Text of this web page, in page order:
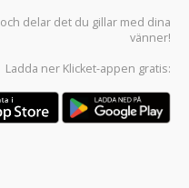
och delar det du gillar med dina
vänner!
Ladda ner Klicket-appen gratis: